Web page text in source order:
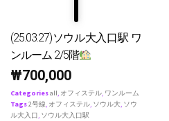
(25.03.27)ソウル大入口駅 ワ
ンルーム 2/5階
₩700,000
Categoriesall, オフィステル, ワンルーム
Tags2号線, オフィステル, ソウル大, ソウ
ル大入口, ソウル大入口駅